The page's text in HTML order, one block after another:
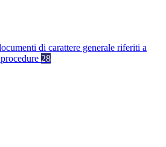
di carattere generale riferiti a
28